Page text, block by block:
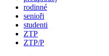
rodinné
senioři
studenti
ZTP
ZTP/P